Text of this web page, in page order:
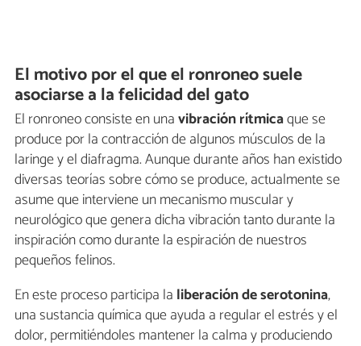
El motivo por el que el ronroneo suele
asociarse a la felicidad del gato
El ronroneo consiste en unavibración rítmicaque se
produce por la contracción de algunos músculos de la
laringe y el diafragma. Aunque durante años han existido
diversas teorías sobre cómo se produce, actualmente se
asume que interviene un mecanismo muscular y
neurológico que genera dicha vibración tanto durante la
inspiración como durante la espiración de nuestros
pequeños felinos.
En este proceso participa la liberación de serotonina,
una sustancia química que ayuda a regular el estrés y el
dolor, permitiéndoles mantener la calma y produciendo